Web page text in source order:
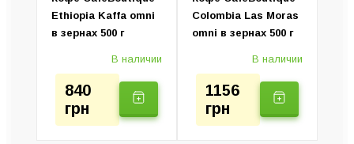
Ethiopia Kaffa omni
в зернах 500 г
В наличии
840
грн
Colombia Las Moras
omni в зернах 500 г
В наличии
1156
грн